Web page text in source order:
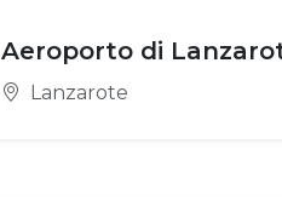
Aeroporto di
Lanzarote